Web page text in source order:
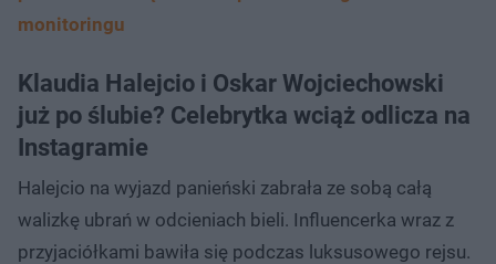
monitoringu
Klaudia Halejcio i Oskar Wojciechowski
już po ślubie? Celebrytka wciąż odlicza na
Instagramie
Halejcio na wyjazd panieński zabrała ze sobą całą
walizkę ubrań w odcieniach bieli. Influencerka wraz z
przyjaciółkami bawiła się podczas luksusowego rejsu.